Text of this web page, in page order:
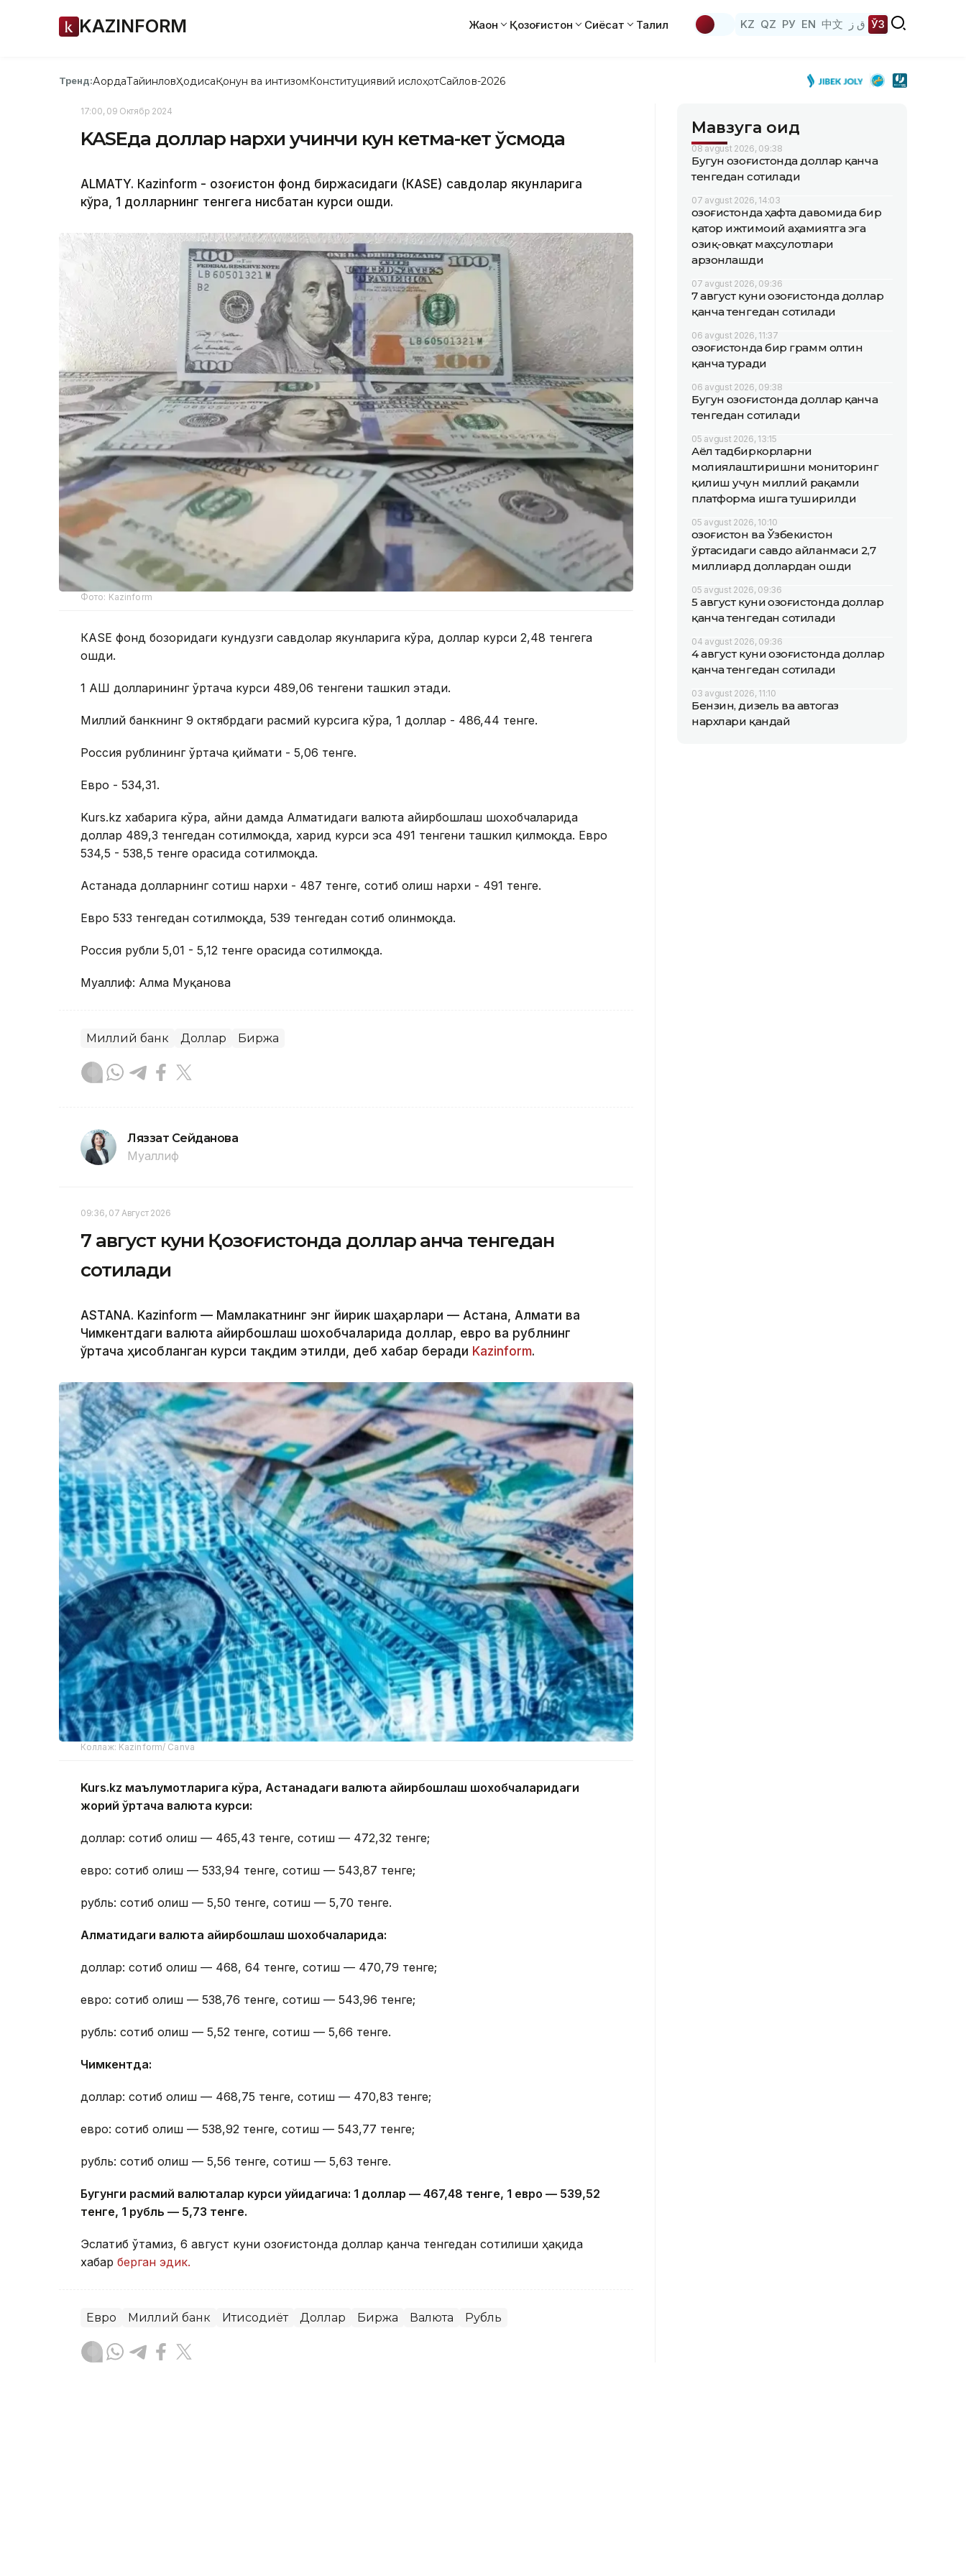
KAZINFORM Жаҳон Қозоғистон Сиёсат Таҳлил KZ QZ РУ EN 中文 ق ز ЎЗ
Тренд:АқордаТайинловҲодисаҚонун ва интизомКонституциявий ислоҳотСайлов-2026
17:00, 09 Октябр 2024
KASEда доллар нархи учинчи кун кетма-кет ўсмоқда
ALMATY. Кazinform - Қозоғистон фонд биржасидаги (КАSE) савдолар якунларига
кўра, 1 долларнинг тенгега нисбатан курси ошди.
Фото: Kazinform
КАSE фонд бозоридаги кундузги савдолар якунларига кўра, доллар курси 2,48 тенгега
ошди.
1 АҚШ долларининг ўртача курси 489,06 тенгени ташкил этади.
Миллий банкнинг 9 октябрдаги расмий курсига кўра, 1 доллар - 486,44 тенге.
Россия рублининг ўртача қиймати - 5,06 тенге.
Евро - 534,31.
Kurs.kz хабарига кўра, айни дамда Алматидаги валюта айирбошлаш шохобчаларида
доллар 489,3 тенгедан сотилмоқда, харид курси эса 491 тенгени ташкил қилмоқда. Евро
534,5 - 538,5 тенге орасида сотилмоқда.
Астанада долларнинг сотиш нархи - 487 тенге, сотиб олиш нархи - 491 тенге.
Евро 533 тенгедан сотилмоқда, 539 тенгедан сотиб олинмоқда.
Россия рубли 5,01 - 5,12 тенге орасида сотилмоқда.
Муаллиф: Алма Муқанова
Миллий банк Доллар Биржа
Ляззат Сейданова
Муаллиф
09:36, 07 Август 2026
7 август куни Қозоғистонда доллар қанча тенгедан
сотилади
ASTANA. Kazinform — Мамлакатнинг энг йирик шаҳарлари — Астана, Алмати ва
Чимкентдаги валюта айирбошлаш шохобчаларида доллар, евро ва рублнинг
ўртача ҳисобланган курси тақдим этилди, деб хабар беради Kazinform.
Коллаж: Kazinform/ Canva
Kurs.kz маълумотларига кўра, Астанадаги валюта айирбошлаш шохобчаларидаги
жорий ўртача валюта курси:
доллар: сотиб олиш — 465,43 тенге, сотиш — 472,32 тенге;
евро: сотиб олиш — 533,94 тенге, сотиш — 543,87 тенге;
рубль: сотиб олиш — 5,50 тенге, сотиш — 5,70 тенге.
Алматидаги валюта айирбошлаш шохобчаларида:
доллар: сотиб олиш — 468, 64 тенге, сотиш — 470,79 тенге;
евро: сотиб олиш — 538,76 тенге, сотиш — 543,96 тенге;
рубль: сотиб олиш — 5,52 тенге, сотиш — 5,66 тенге.
Чимкентда:
доллар: сотиб олиш — 468,75 тенге, сотиш — 470,83 тенге;
евро: сотиб олиш — 538,92 тенге, сотиш — 543,77 тенге;
рубль: сотиб олиш — 5,56 тенге, сотиш — 5,63 тенге.
Бугунги расмий валюталар курси қуйидагича: 1 доллар — 467,48 тенге, 1 евро — 539,52
тенге, 1 рубль — 5,73 тенге.
Эслатиб ўтамиз, 6 август куни Қозоғистонда доллар қанча тенгедан сотилиши ҳақида
хабар берган эдик.
Евро Миллий банк Иқтисодиёт Доллар Биржа Валюта Рубль
Мавзуга оид
08 avgust 2026, 09:38
Бугун Қозоғистонда доллар қанча
тенгедан сотилади
07 avgust 2026, 14:03
Қозоғистонда ҳафта давомида бир
қатор ижтимоий аҳамиятга эга
озиқ-овқат маҳсулотлари
арзонлашди
07 avgust 2026, 09:36
7 август куни Қозоғистонда доллар
қанча тенгедан сотилади
06 avgust 2026, 11:37
Қозоғистонда бир грамм олтин
қанча туради
06 avgust 2026, 09:38
Бугун Қозоғистонда доллар қанча
тенгедан сотилади
05 avgust 2026, 13:15
Аёл тадбиркорларни
молиялаштиришни мониторинг
қилиш учун миллий рақамли
платформа ишга туширилди
05 avgust 2026, 10:10
Қозоғистон ва Ўзбекистон
ўртасидаги савдо айланмаси 2,7
миллиард доллардан ошди
05 avgust 2026, 09:36
5 август куни Қозоғистонда доллар
қанча тенгедан сотилади
04 avgust 2026, 09:36
4 август куни Қозоғистонда доллар
қанча тенгедан сотилади
03 avgust 2026, 11:10
Бензин, дизель ва автогаз
нархлари қандай